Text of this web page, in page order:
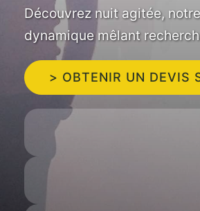
Découvrez nuit agitée,
dynamique mêlant
> OBTENIR UN DEVIS